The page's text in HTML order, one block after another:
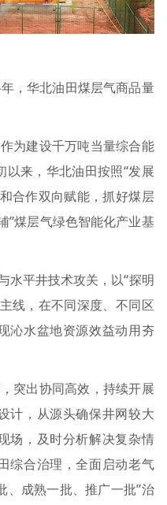
，华北油田煤层气商品量
为建设千万吨当量综合能
来，华北油田按照“发展
合作双向赋能，抓好煤层
”煤层气绿色智能化产业基
平井技术攻关，以“探明
线，在不同深度、不同区
沁水盆地资源效益动用夯
突出协同高效，持续开展
计，从源头确保井网较大
场，及时分析解决复杂情
综合治理，全面启动老气
、成熟一批、推广一批”治